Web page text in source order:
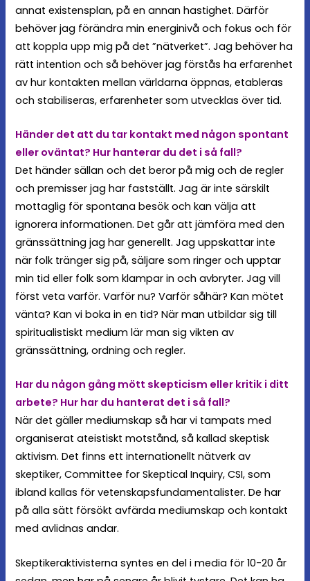
annat existensplan, på en annan hastighet. Därför
behöver jag förändra min energinivå och fokus och för
att koppla upp mig på det ”nätverket”. Jag behöver ha
rätt intention och så behöver jag förstås ha erfarenhet
av hur kontakten mellan världarna öppnas, etableras
och stabiliseras, erfarenheter som utvecklas över tid.
Händer det att du tar kontakt med någon spontant
eller oväntat? Hur hanterar du det i så fall?
Det händer sällan och det beror på mig och de regler
och premisser jag har fastställt. Jag är inte särskilt
mottaglig för spontana besök och kan välja att
ignorera informationen. Det går att jämföra med den
gränssättning jag har generellt. Jag uppskattar inte
när folk tränger sig på, säljare som ringer och upptar
min tid eller folk som klampar in och avbryter. Jag vill
först veta varför. Varför nu? Varför såhär? Kan mötet
vänta? Kan vi boka in en tid? När man utbildar sig till
spiritualistiskt medium lär man sig vikten av
gränssättning, ordning och regler.
Har du någon gång mött skepticism eller kritik i ditt
arbete? Hur har du hanterat det i så fall?
När det gäller mediumskap så har vi tampats med
organiserat ateistiskt motstånd, så kallad skeptisk
aktivism. Det finns ett internationellt nätverk av
skeptiker, Committee for Skeptical Inquiry, CSI, som
ibland kallas för vetenskapsfundamentalister. De har
på alla sätt försökt avfärda mediumskap och kontakt
med avlidnas andar.
Skeptikeraktivisterna syntes en del i media för 10-20 år